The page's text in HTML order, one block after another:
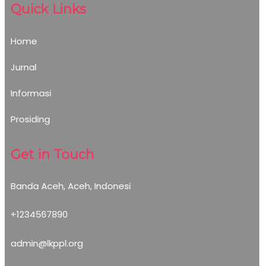
Quick Links
Home
Jurnal
Informasi
Prosiding
Get in Touch
Banda Aceh, Aceh, Indonesi
+1234567890
admin@lkppl.org